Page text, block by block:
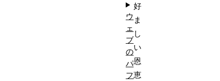
好
ま
し
い
恩
恵
ウ
ェ
ブ
の
パ
フ